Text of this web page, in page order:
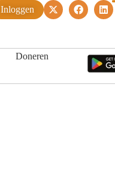
Inloggen
Doneren